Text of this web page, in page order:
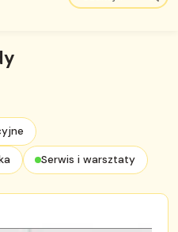
Serwis i warsztaty